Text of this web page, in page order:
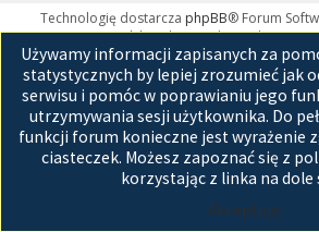
Używamy informacji zapisanych za
statystycznych by lepiej zrozumieć jak
serwisu i pomóc w poprawianiu jego
utrzymywania sesji użytkownika. Do
funkcji forum konieczne jest wyrażenie
ciasteczek. Możesz zapoznać się z
korzystając z linka na dole
Akceptuję
Technologię dostarcza phpBB® Forum
Polski pakiet językowy dostarcza
GZIP: Off